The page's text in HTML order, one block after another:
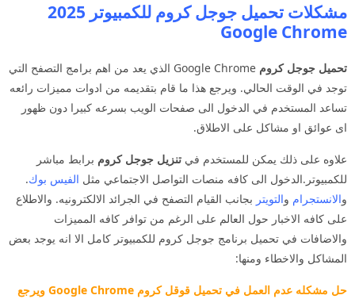
مشكلات تحميل جوجل كروم للكمبيوتر 2025
Google Chrome
تحميل جوجل كروم
Google Chrome الذي يعد من اهم برامج التصفح التي
توجد في الوقت الحالي. ويرجع هذا ما قام بتقديمه من ادوات مميزات رائعه
تساعد المستخدم في الدخول الى صفحات الويب بسرعه كبيرا دون ظهور
اى عوائق او مشاكل على الاطلاق.
علاوه على ذلك يمكن للمستخدم في تنزيل جوجل كروم برابط مباشر
للكمبيوتر.الدخول الى كافه منصات التواصل الاجتماعي مثل الفيس بوك.
والانستجرام والتويتر بجانب القيام التصفح في الجرائد الالكترونيه. والاطلاع
على كافه الاخبار حول العالم على الرغم من توافر كافه المميزات
والاضافات في تحميل برنامج جوجل كروم للكمبيوتر كامل الا انه يوجد بعض
المشاكل والاخطاء ومنها:
حل مشكله عدم العمل في تحميل قوقل كروم Google Chrome ويرجع